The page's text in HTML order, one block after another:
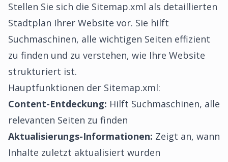
Stellen Sie sich die Sitemap.xml als detaillierten
Stadtplan Ihrer Website vor. Sie hilft
Suchmaschinen, alle wichtigen Seiten effizient
zu finden und zu verstehen, wie Ihre Website
strukturiert ist.
Hauptfunktionen der Sitemap.xml:
Content-Entdeckung: Hilft Suchmaschinen, alle
relevanten Seiten zu finden
Aktualisierungs-Informationen: Zeigt an, wann
Inhalte zuletzt aktualisiert wurden